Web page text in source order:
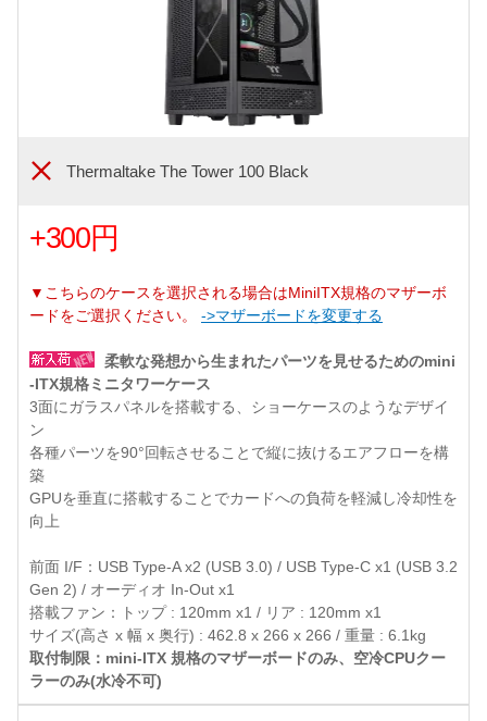
Thermaltake The Tower 100 Black
+300円
▼こちらのケースを選択される場合はMiniITX規格のマザーボ
ードをご選択ください。 ->マザーボードを変更する
柔軟な発想から生まれたパーツを見せるためのmini
-ITX規格ミニタワーケース
3面にガラスパネルを搭載する、ショーケースのようなデザイ
ン
各種パーツを90°回転させることで縦に抜けるエアフローを構
築
GPUを垂直に搭載することでカードへの負荷を軽減し冷却性を
向上
前面 I/F：USB Type-A x2 (USB 3.0) / USB Type-C x1 (USB 3.2
Gen 2) / オーディオ In-Out x1
搭載ファン：トップ : 120mm x1 / リア : 120mm x1
サイズ(高さ x 幅 x 奥行) : 462.8 x 266 x 266 / 重量 : 6.1kg
取付制限：mini-ITX 規格のマザーボードのみ、空冷CPUクー
ラーのみ(水冷不可)